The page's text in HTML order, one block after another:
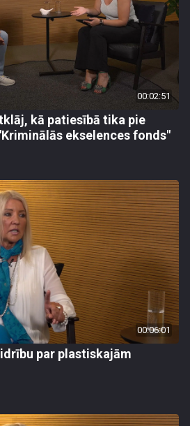
00:02:51
kā patiesībā tika pie
ekselences fonds"
00:06:01
par plastiskajām